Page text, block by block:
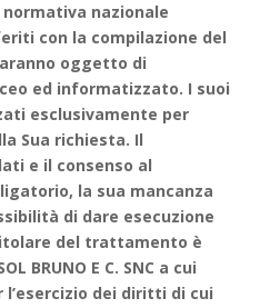
normativa nazionale
con la compilazione del
oggetto di
ed informatizzato. I suoi
esclusivamente per
Sua richiesta. Il
e il consenso al
la sua mancanza
di dare esecuzione
del trattamento è
BRUNO E C. SNC a cui
dei diritti di cui